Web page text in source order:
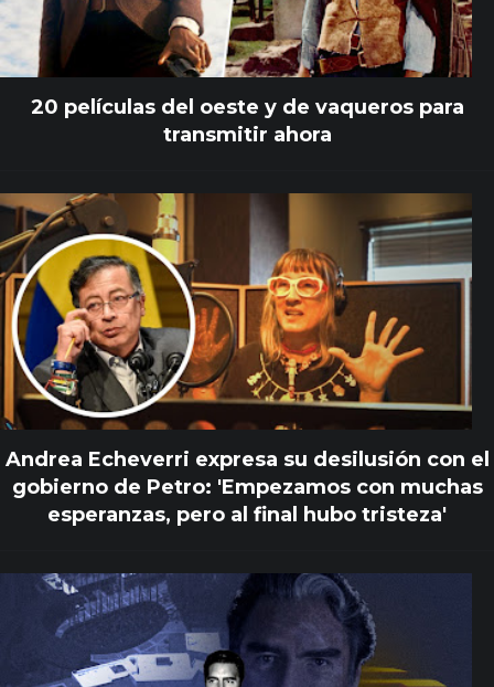
20 películas del oeste y de vaqueros para
transmitir ahora
Andrea Echeverri expresa su desilusión con el
gobierno de Petro: 'Empezamos con muchas
esperanzas, pero al final hubo tristeza'